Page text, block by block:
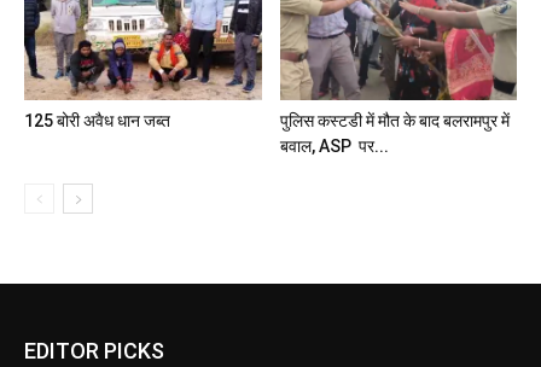
125 बोरी अवैध धान जब्त
पुलिस कस्टडी में मौत के बाद बलरामपुर में
बवाल, ASP पर...
EDITOR PICKS